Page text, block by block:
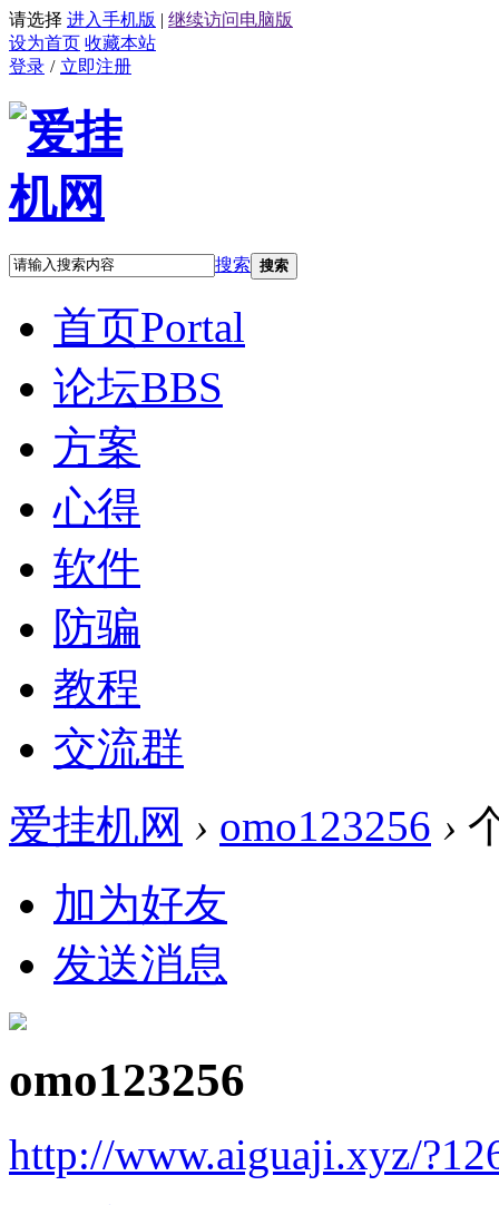
请选择 进入手机版 | 继续访问电脑版
设为首页 收藏本站
登录 / 立即注册
搜索 搜索
首页Portal
论坛BBS
方案
心得
软件
防骗
教程
交流群
爱挂机网 › omo123256 ›
加为好友
发送消息
omo123256
http://www.aiguaji.xyz/